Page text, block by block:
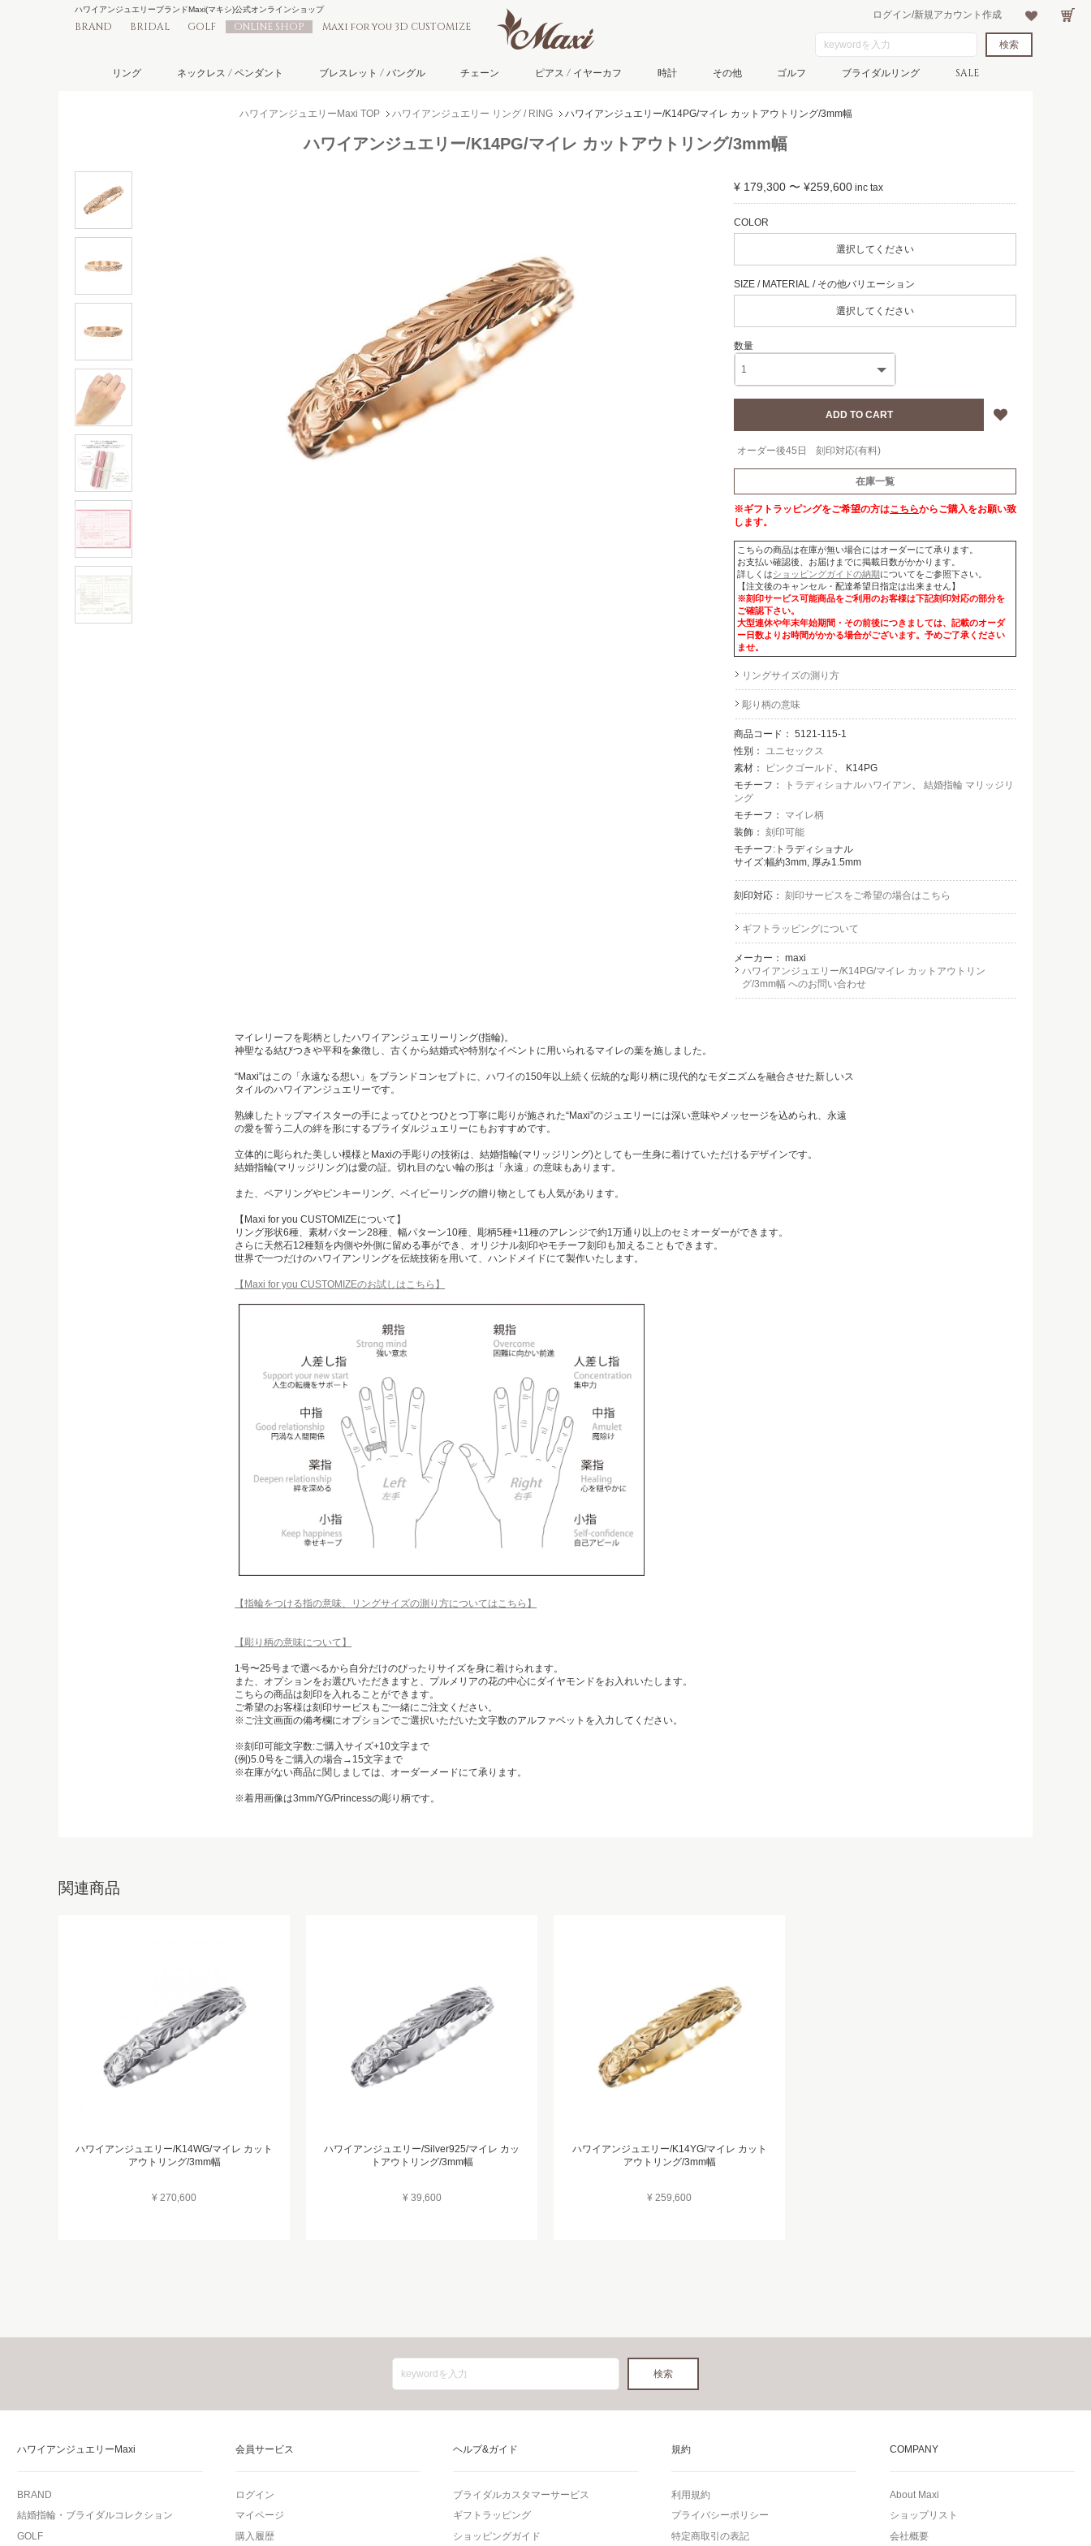
BRAND BRIDAL GOLF ONLINE SHOP Maxi for you 3D CUSTOMIZE
ハワイアンジュエリーブランドMaxi(マキシ)公式オンラインショップ
リング ネックレス / ペンダント ブレスレット / バングル チェーン ピアス / イヤーカフ 時計 その他 ゴルフ ブライダルリング SALE
ハワイアンジュエリーMaxi TOP ハワイアンジュエリー リング / RING ハワイアンジュエリー/K14PG/マイレ カットアウトリング/3mm幅
ハワイアンジュエリー/K14PG/マイレ カットアウトリング/3mm幅
¥ 179,300 〜 ¥259,600
選択してください
選択してください
オーダー後45日 刻印対応(有料)
在庫一覧
※ギフトラッピングをご希望の方はこちらからご購入をお願い致
します。
こちらの商品は在庫が無い場合にはオーダーにて承ります。
お支払い確認後、お届けまでに掲載日数がかかります。
詳しくはショッピングガイドの納期についてをご参照下さい。
【注文後のキャンセル・配達希望日指定は出来ません】
※刻印サービス可能商品をご利用のお客様は下記刻印対応の部分を
ご確認下さい。
大型連休や年末年始期間・その前後につきましては、記載のオーダ
ー日数よりお時間がかかる場合がございます。予めご了承ください
ませ。
リングサイズの測り方
彫り柄の意味
商品コード： 5121-115-1
性別： ユニセックス
素材：
ピンクゴールド、 K14PG
モチーフ：
トラディショナルハワイアン、 結婚指輪 マリッジリ
ング
モチーフ： マイレ柄
装飾： 刻印可能
モチーフ:トラディショナル
サイズ:幅約3mm, 厚み1.5mm
刻印対応： 刻印サービスをご希望の場合はこちら
ギフトラッピングについて
メーカー： maxi
ハワイアンジュエリー/K14PG/マイレ カットアウトリン
グ/3mm幅 へのお問い合わせ
マイレリーフを彫柄としたハワイアンジュエリーリング(指輪)。
神聖なる結びつきや平和を象徴し、古くから結婚式や特別なイベントに用いられるマイレの葉を施しました。
“Maxi”はこの「永遠なる想い」をブランドコンセプトに、ハワイの150年以上続く伝統的な彫り柄に現代的なモダニズムを融合させた新しいス
タイルのハワイアンジュエリーです。
熟練したトップマイスターの手によってひとつひとつ丁寧に彫りが施された“Maxi”のジュエリーには深い意味やメッセージを込められ、永遠
の愛を誓う二人の絆を形にするブライダルジュエリーにもおすすめです。
立体的に彫られた美しい模様とMaxiの手彫りの技術は、結婚指輪(マリッジリング)としても一生身に着けていただけるデザインです。
結婚指輪(マリッジリング)は愛の証。切れ目のない輪の形は「永遠」の意味もあります。
また、ペアリングやピンキーリング、ベイビーリングの贈り物としても人気があります。
【Maxi for you CUSTOMIZEについて】
リング形状6種、素材パターン28種、幅パターン10種、彫柄5種+11種のアレンジで約1万通り以上のセミオーダーができます。
さらに天然石12種類を内側や外側に留める事ができ、オリジナル刻印やモチーフ刻印も加えることもできます。
世界で一つだけのハワイアンリングを伝統技術を用いて、ハンドメイドにて製作いたします。
【Maxi for you CUSTOMIZEのお試しはこちら】
【指輪をつける指の意味、リングサイズの測り方についてはこちら】
【彫り柄の意味について】
1号〜25号まで選べるから自分だけのぴったりサイズを身に着けられます。
また、オプションをお選びいただきますと、プルメリアの花の中心にダイヤモンドをお入れいたします。
こちらの商品は刻印を入れることができます。
ご希望のお客様は刻印サービスもご一緒にご注文ください。
※ご注文画面の備考欄にオプションでご選択いただいた文字数のアルファベットを入力してください。
※刻印可能文字数:ご購入サイズ+10文字まで
(例)5.0号をご購入の場合→15文字まで
※在庫がない商品に関しましては、オーダーメードにて承ります。
※着用画像は3mm/YG/Princessの彫り柄です。
関連商品
ハワイアンジュエリー/K14WG/マイレ カット
アウトリング/3mm幅
¥ 270,600
ハワイアンジュエリー/Silver925/マイレ カッ
トアウトリング/3mm幅
¥ 39,600
ハワイアンジュエリー/K14YG/マイレ カット
アウトリング/3mm幅
¥ 259,600
ハワイアンジュエリーMaxi
BRAND
結婚指輪・ブライダルコレクション
GOLF
会員サービス
ログイン
マイページ
購入履歴
ヘルプ&ガイド
ブライダルカスタマーサービス
ギフトラッピング
ショッピングガイド
規約
利用規約
プライバシーポリシー
特定商取引の表記
COMPANY
About Maxi
ショップリスト
会社概要
ログイン/新規アカウント作成